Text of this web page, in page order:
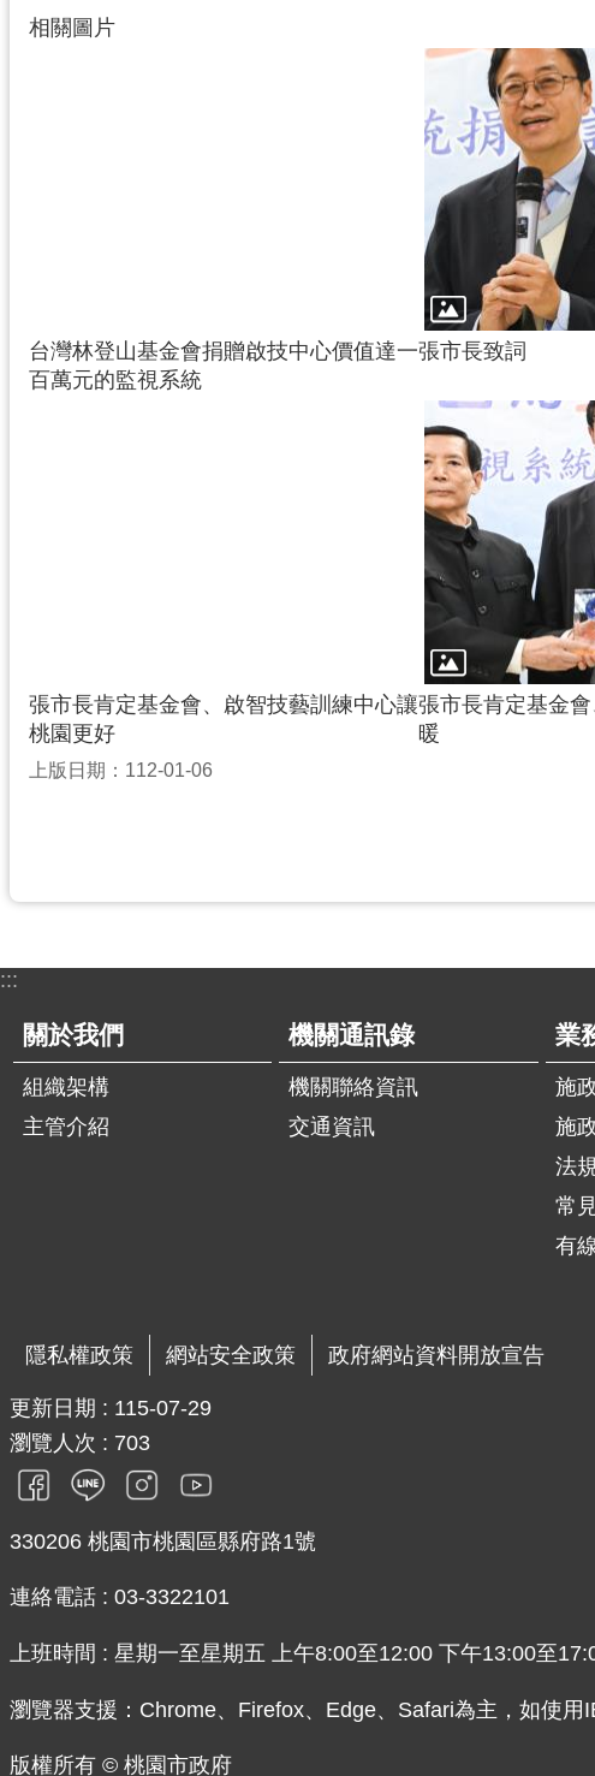
相關圖片
台灣林登山基金會捐贈啟技中心價值達一
百萬元的監視系統
張市長致詞
張市長肯定基金會、啟智技藝訓練中心讓
桃園更好
張市長肯定基金
暖
上版日期：112-01-06
:::
關於我們
組織架構
主管介紹
機關通訊錄
機關聯絡資訊
交通資訊
業
施
施
法
常
有
隱私權政策 網站安全政策 政府網站資料開放宣告
更新日期
115-07-29
瀏覽人次
703
330206 桃園市桃園區縣府路1號
連絡電話 : 03-3322101
上班時間 : 星期一至星期五 上午8:00至12:00 下午13:00至
瀏覽器支援：Chrome、Firefox、Edge、Safari為主，如使
版權所有 © 桃園市政府